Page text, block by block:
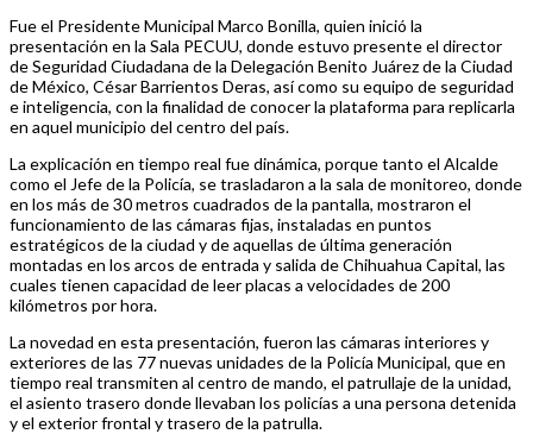
Fue el Presidente Municipal Marco Bonilla, quien inició la
presentación en la Sala PECUU, donde estuvo presente el director
de Seguridad Ciudadana de la Delegación Benito Juárez de la Ciudad
de México, César Barrientos Deras, así como su equipo de seguridad
e inteligencia, con la finalidad de conocer la plataforma para replicarla
en aquel municipio del centro del país.
La explicación en tiempo real fue dinámica, porque tanto el Alcalde
como el Jefe de la Policía, se trasladaron a la sala de monitoreo, donde
en los más de 30 metros cuadrados de la pantalla, mostraron el
funcionamiento de las cámaras fijas, instaladas en puntos
estratégicos de la ciudad y de aquellas de última generación
montadas en los arcos de entrada y salida de Chihuahua Capital, las
cuales tienen capacidad de leer placas a velocidades de 200
kilómetros por hora.
La novedad en esta presentación, fueron las cámaras interiores y
exteriores de las 77 nuevas unidades de la Policía Municipal, que en
tiempo real transmiten al centro de mando, el patrullaje de la unidad,
el asiento trasero donde llevaban los policías a una persona detenida
y el exterior frontal y trasero de la patrulla.